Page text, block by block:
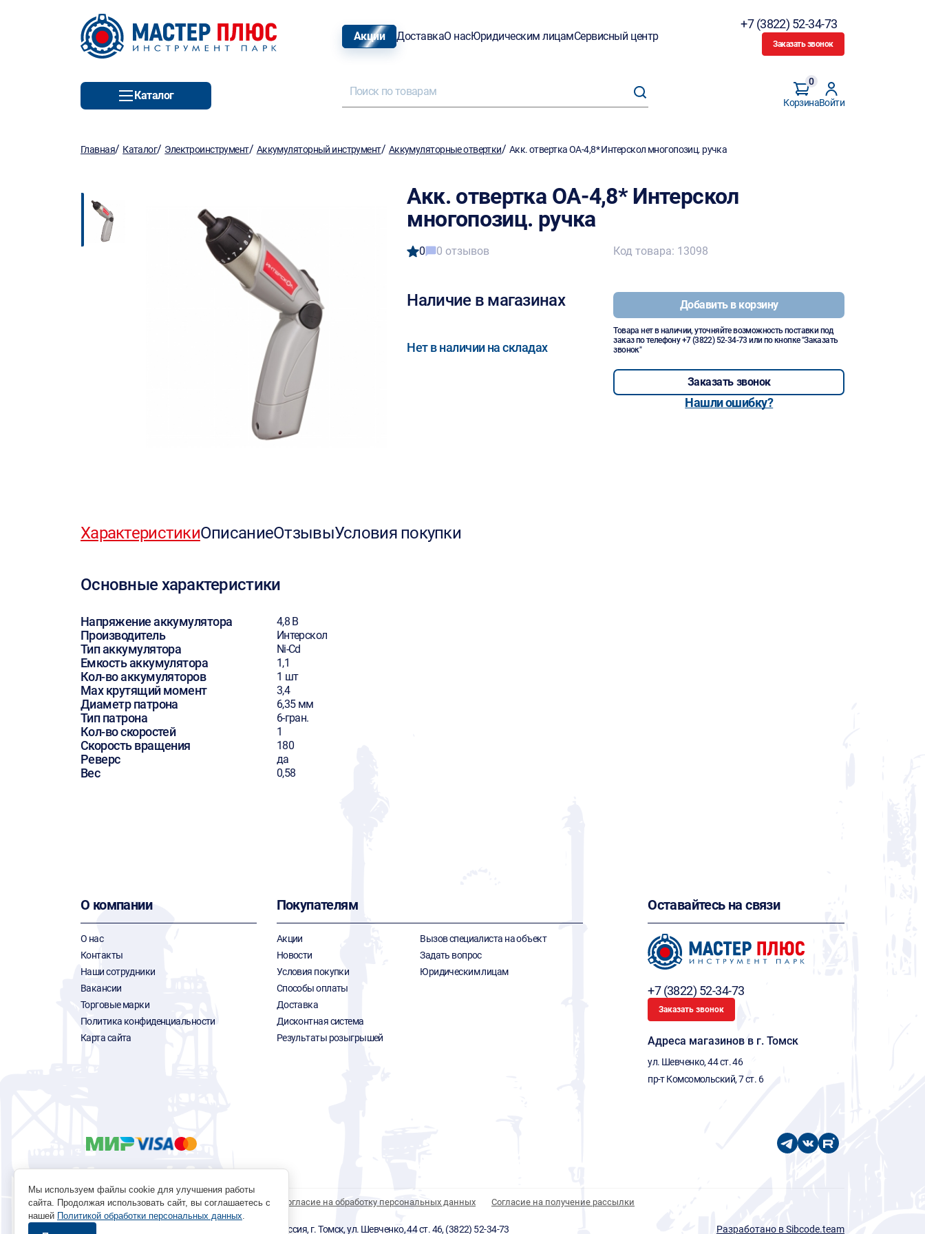
Акции ДоставкаО насЮридическим лицамСервисный центр
+7 (3822) 52-34-73
Заказать звонок
Каталог
Корзина
0
Войти
Главная/ Каталог/ Электроинструмент/ Аккумуляторный инструмент/ Аккумуляторные отвертки/ Акк. отвертка ОА-4,8* Интерскол многопозиц. ручка
Акк. отвертка ОА-4,8* Интерскол
многопозиц. ручка
0 0 отзывов
Наличие в магазинах
Нет в наличии на складах
Код товара: 13098
Добавить в корзину
Товара нет в наличии, уточняйте возможность поставки под
заказ по телефону+7 (3822) 52-34-73 или по кнопке "Заказать
звонок"
Заказать звонок
Нашли ошибку?
ХарактеристикиОписаниеОтзывыУсловия покупки
Основные характеристики
Напряжение аккумулятора 4,8 В
Производитель Интерскол
Тип аккумулятора Ni-Cd
Емкость аккумулятора 1,1
Кол-во аккумуляторов 1 шт
Max крутящий момент 3,4
Диаметр патрона 6,35 мм
Тип патрона 6-гран.
Кол-во скоростей 1
Скорость вращения 180
Реверс да
Вес 0,58
О компании
О нас
Контакты
Наши сотрудники
Вакансии
Торговые марки
Политика конфиденциальности
Карта сайта
Покупателям
Акции
Новости
Условия покупки
Способы оплаты
Доставка
Дисконтная система
Результаты розыгрышей
Вызов специалиста на объект
Задать вопрос
Юридическим лицам
Оставайтесь на связи
+7 (3822) 52-34-73
Заказать звонок
Адреса магазинов в г. Томск
ул. Шевченко, 44 ст. 46
пр-т Комсомольский, 7 ст. 6
Политика обработки персональных данных Согласие на обработку персональных данных Согласие на получение рассылки
© 1996 - 2026 инструмент парк «Мастер Плюс» Россия, г. Томск, ул. Шевченко, 44 ст. 46, (3822) 52-34-73 Разработано в Sibcode.team
Мы используем файлы cookie для улучшения работы
сайта. Продолжая использовать сайт, вы соглашаетесь с
нашей Политикой обработки персональных данных.